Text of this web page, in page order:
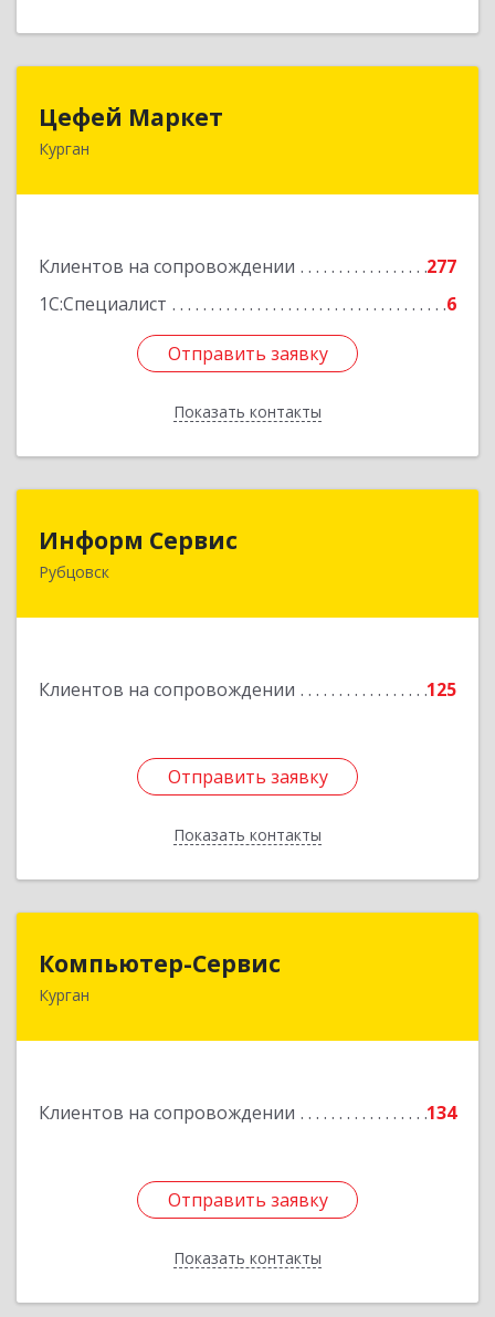
Цефей Маркет
Курган
Клиентов на сопровождении
277
1С:Специалист
6
Отправить заявку
Показать контакты
640002, Курганская обл, Курган г, М.Горького
Отправить заявку
Назад
Информ Сервис
Рубцовск
Клиентов на сопровождении 125
Отправить заявку
Показать контакты
658204, Алтайский край, Рубцовск г, Алтайская
Отправить заявку
Назад
Компьютер-Сервис
Курган
Клиентов на сопровождении 134
Отправить заявку
Показать контакты
Отправить заявку
Назад